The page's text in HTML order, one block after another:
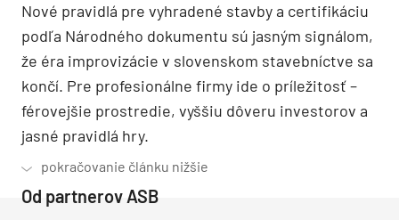
Nové pravidlá pre vyhradené stavby a certifikáciu
podľa Národného dokumentu sú jasným signálom,
že éra improvizácie v slovenskom stavebníctve sa
končí. Pre profesionálne firmy ide o príležitosť –
férovejšie prostredie, vyššiu dôveru investorov a
jasné pravidlá hry.
Od partnerov ASB